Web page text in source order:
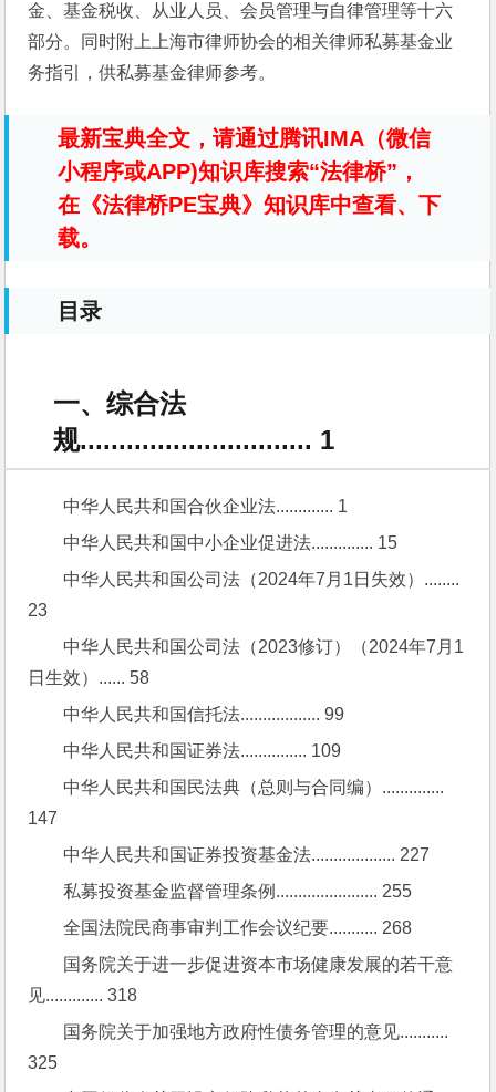
金、基金税收、从业人员、会员管理与自律管理等十六
部分。同时附上上海市律师协会的相关律师私募基金业
务指引，供私募基金律师参考。
最新宝典全文，请通过腾讯IMA（微信
小程序或APP)知识库搜索“法律桥”，
在《法律桥PE宝典》知识库中查看、下
载。
目录
一、综合法
规.............................. 1
中华人民共和国合伙企业法............. 1
中华人民共和国中小企业促进法.............. 15
中华人民共和国公司法（2024年7月1日失效）........
23
中华人民共和国公司法（2023修订）（2024年7月1
日生效）...... 58
中华人民共和国信托法.................. 99
中华人民共和国证券法............... 109
中华人民共和国民法典（总则与合同编）..............
147
中华人民共和国证券投资基金法................... 227
私募投资基金监督管理条例....................... 255
全国法院民商事审判工作会议纪要........... 268
国务院关于进一步促进资本市场健康发展的若干意
见............. 318
国务院关于加强地方政府性债务管理的意见...........
325